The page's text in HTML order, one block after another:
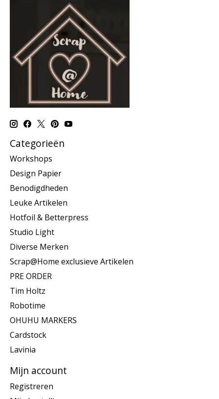
Categorieën
Workshops
Design Papier
Benodigdheden
Leuke Artikelen
Hotfoil & Betterpress
Studio Light
Diverse Merken
Scrap@Home exclusieve Artikelen
PRE ORDER
Tim Holtz
Robotime
OHUHU MARKERS
Cardstock
Lavinia
Mijn account
Registreren